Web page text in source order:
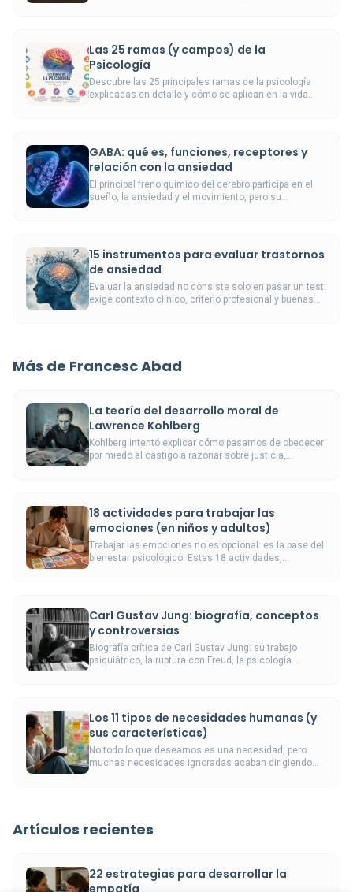
Las 25 ramas (y campos) de la
Psicología
Descubre las 25 principales ramas de la psicología
explicadas en detalle y cómo se aplican en la vida
GABA: qué es, funciones, receptores y
relación con la ansiedad
El principal freno químico del cerebro participa en el
sueño, la ansiedad y el movimiento, pero su
15 instrumentos para evaluar trastornos
de ansiedad
Evaluar la ansiedad no consiste solo en pasar un test:
exige contexto clínico, criterio profesional y buenas
Más de Francesc Abad
La teoría del desarrollo moral de
Lawrence Kohlberg
Kohlberg intentó explicar cómo pasamos de obedecer
por miedo al castigo a razonar sobre justicia,
18 actividades para trabajar las
emociones (en niños y adultos)
Trabajar las emociones no es opcional: es la base del
bienestar psicológico. Estas 18 actividades,
Carl Gustav Jung: biografía, conceptos
y controversias
Biografía crítica de Carl Gustav Jung: su trabajo
psiquiátrico, la ruptura con Freud, la psicología
Los 11 tipos de necesidades humanas (y
sus características)
No todo lo que deseamos es una necesidad, pero
muchas necesidades ignoradas acaban dirigiendo
Artículos recientes
22 estrategias para desarrollar la
empatía